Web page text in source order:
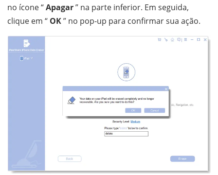
no ícone “Apagar” na parte inferior. Em seguida,
clique em “ OK” no pop-up para confirmar sua ação.